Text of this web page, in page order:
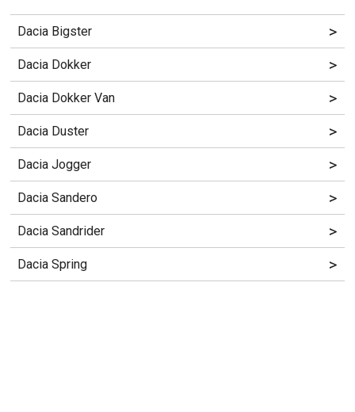
Dacia Bigster >
Dacia Dokker >
Dacia Dokker Van >
Dacia Duster >
Dacia Jogger >
Dacia Sandero >
Dacia Sandrider >
Dacia Spring >